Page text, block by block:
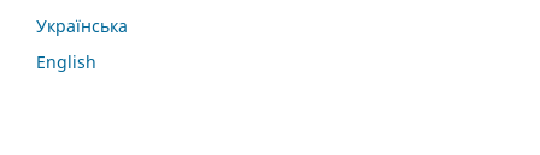
Українська
English